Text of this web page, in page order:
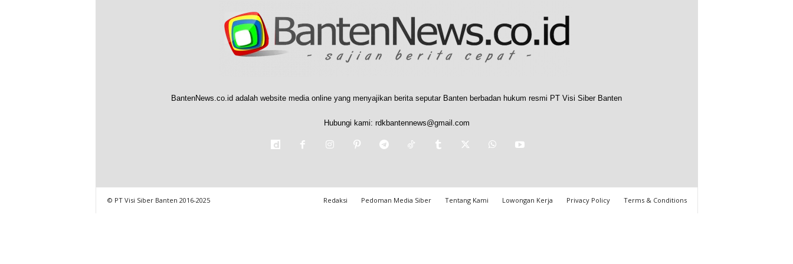
BantenNews.co.id adalah website media online yang menyajikan berita seputar Banten berbadan hukum resmi PT Visi Siber Banten
Hubungi kami: rdkbantennews@gmail.com
Redaksi Pedoman Media Siber Tentang Kami Lowongan Kerja Privacy Policy Terms & Conditions
© PT Visi Siber Banten 2016-2025